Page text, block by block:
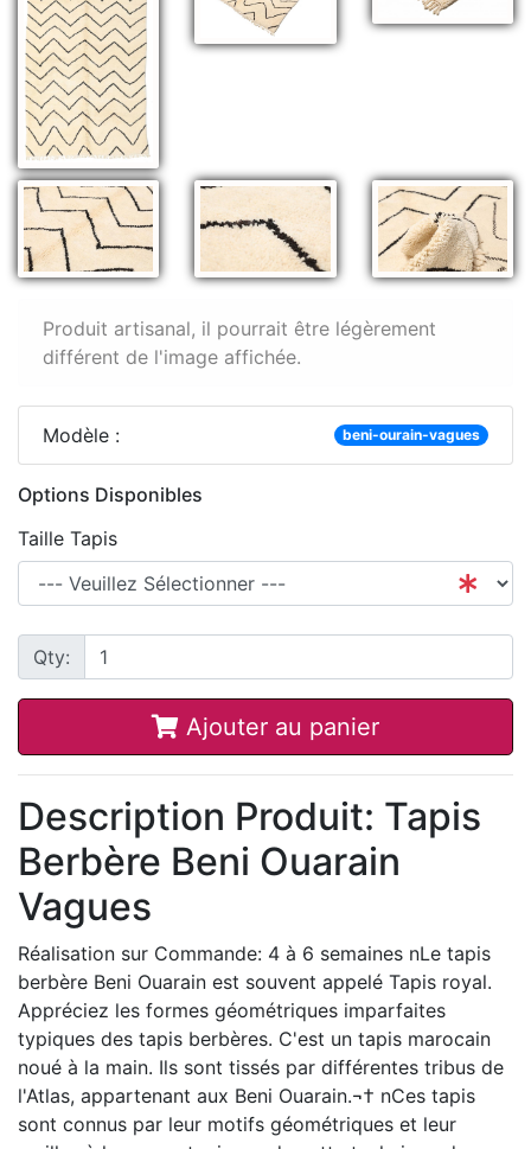
Produit artisanal, il pourrait être légèrement
différent de l'image affichée.
Modèle : beni-ourain-vagues
Options Disponibles
Taille Tapis
Qty:
Ajouter au panier
Description Produit: Tapis
Berbère Beni Ouarain
Vagues
Réalisation sur Commande: 4 à 6 semaines nLe tapis
berbère Beni Ouarain est souvent appelé Tapis royal.
Appréciez les formes géométriques imparfaites
typiques des tapis berbères. C'est un tapis marocain
noué à la main. Ils sont tissés par différentes tribus de
l'Atlas, appartenant aux Beni Ouarain.¬† nCes tapis
sont connus par leur motifs géométriques et leur